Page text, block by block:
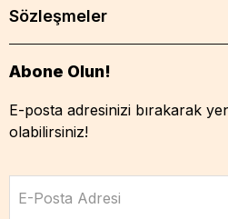
Sözleşmeler
Abone Olun!
E-posta adresinizi bırakarak
olabilirsiniz!
E-Posta Adresi